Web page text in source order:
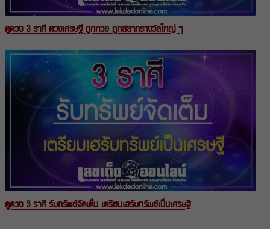
ดูดวง 3 ราศี ดวงเศรษฐี ถูกหวย ถูกสลากรางวัลใหญ่ ๆ
ดูดวง 3 ราศี รับทรัพย์จัดเต็ม เตรียมเฮรับทรัพย์เป็นเศรษฐี